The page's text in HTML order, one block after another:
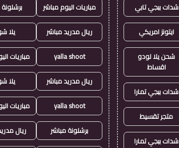
شدات ببجي تابي
ايتونز امريكي
شحن يلا لودو
اقساط
شدات ببجي تمارا
متجر تقسيط
شدات ببجي تمارا
مباريات اليوم مباشر
ريال مدريد مباشر يلا
yalla shoot مباريات
ريال مدريد مباشر يلا
yalla shoot مباريات
برشلونة مباشر ريال